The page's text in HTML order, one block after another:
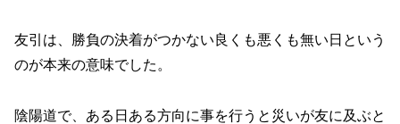
友引は、勝負の決着がつかない良くも悪くも無い日という
のが本来の意味でした。
陰陽道で、ある日ある方向に事を行うと災いが友に及ぶと